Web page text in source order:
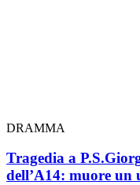
DRAMMA
Tragedia a
dell’A14: muore un